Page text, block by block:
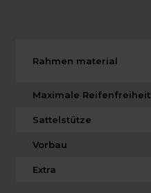
Rahmen material
Maximale Reifenfreiheit
Sattelstütze
Vorbau
Extra